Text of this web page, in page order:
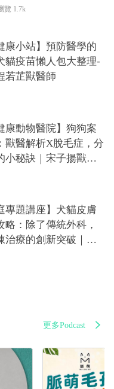
覽 1.7k
康小站】預防醫學的
貓疫苗懶人包大整理-
若芷獸醫師
康動物醫院】狗狗案
獸醫解析X脫毛症，分
小秘訣｜宋子揚獸醫
專題講座】犬貓皮膚
略：除了傳統外科，
治療的創新突破｜楊
更多Podcast